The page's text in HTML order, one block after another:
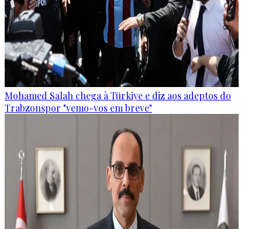
Mohamed Salah chega à Türkiye e diz aos adeptos do
Trabzonspor "vemo-vos em breve"